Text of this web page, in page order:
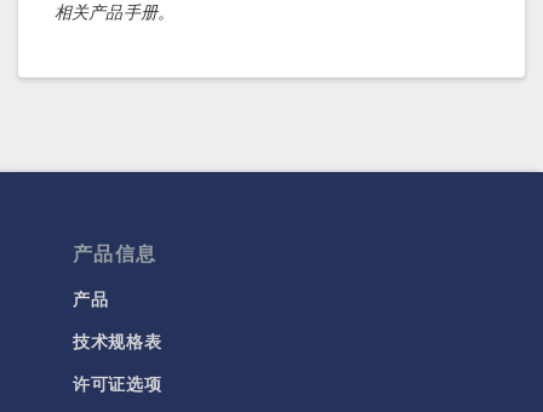
相关产品手册。
产品信息
产品
技术规格表
许可证选项